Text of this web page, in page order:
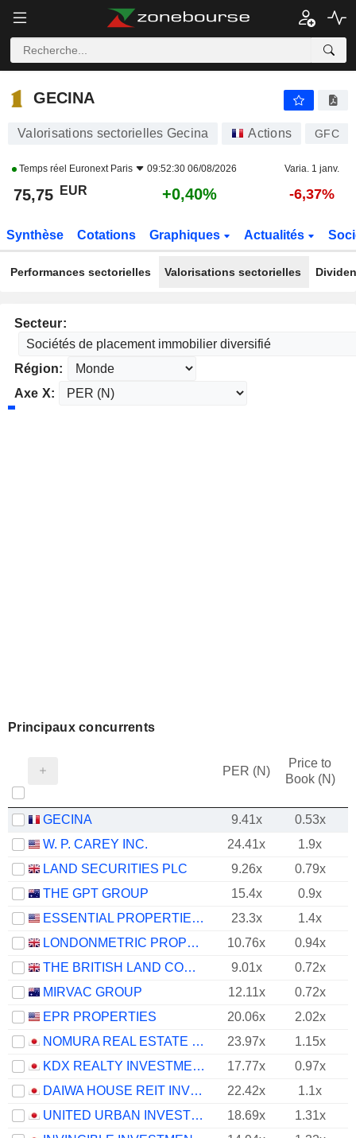
GECINA +0,40%
GECINA
Valorisations sectorielles Gecina Actions GFC
Temps réel Euronext Paris 09:52:30 06/08/2026 Varia. 1 janv.
75,75 EUR +0,40% -6,37%
Synthèse Cotations Graphiques Actualités
Performances sectorielles Valorisations sectorielles
Secteur:
Région:
Axe X:
Principaux concurrents
PER (N)
Price to
Book (N)
GECINA 9.41x
0.53x
W. P. CAREY INC.
24.41x
1.9x
LAND SECURITIES PLC
9.26x
0.79x
THE GPT GROUP
15.4x 0.9x
ESSENTIAL PROPERTIES REALTY TRUST, INC.
23.3x
1.4x
LONDONMETRIC PROPERTY PLC
10.76x
0.94x
THE BRITISH LAND COMPANY PLC
9.01x
0.72x
MIRVAC GROUP
12.11x
0.72x
EPR PROPERTIES
20.06x
2.02x
NOMURA REAL ESTATE MASTER FUND, INC.
23.97x
1.15x
KDX REALTY INVESTMENT CORPORATION
17.77x 0.97x
DAIWA HOUSE REIT INVESTMENT CORPORATION
22.42x
1.1x
UNITED URBAN INVESTMENT CORPORATION
18.69x
1.31x